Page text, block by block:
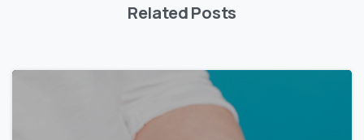
Related Posts